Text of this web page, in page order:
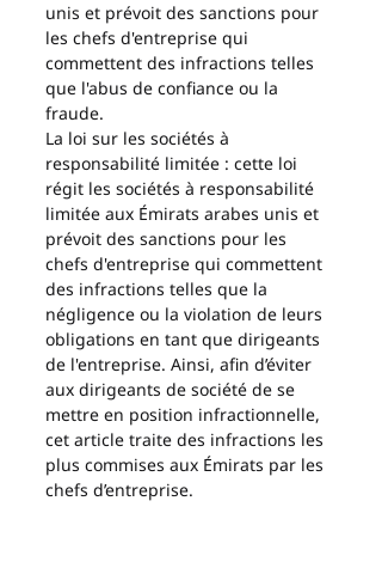
unis et prévoit des sanctions pour
les chefs d'entreprise qui
commettent des infractions telles
que l'abus de confiance ou la
fraude.
La loi sur les sociétés à
responsabilité limitée : cette loi
régit les sociétés à responsabilité
limitée aux Émirats arabes unis et
prévoit des sanctions pour les
chefs d'entreprise qui commettent
des infractions telles que la
négligence ou la violation de leurs
obligations en tant que dirigeants
de l'entreprise. Ainsi, afin d’éviter
aux dirigeants de société de se
mettre en position infractionnelle,
cet article traite des infractions les
plus commises aux Émirats par les
chefs d’entreprise.